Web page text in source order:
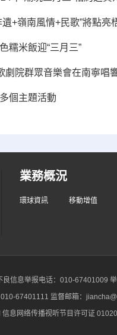
遺+嶺南風情+民歌”將點亮
糯米飯迎“三月三”
劇院群眾音樂會在南寧唱
個主題活動
業務概況
環球資訊 移動增值
良信息举报电话：010-67401009
67401111 监督邮箱：
信息网络传播视听节目许可证